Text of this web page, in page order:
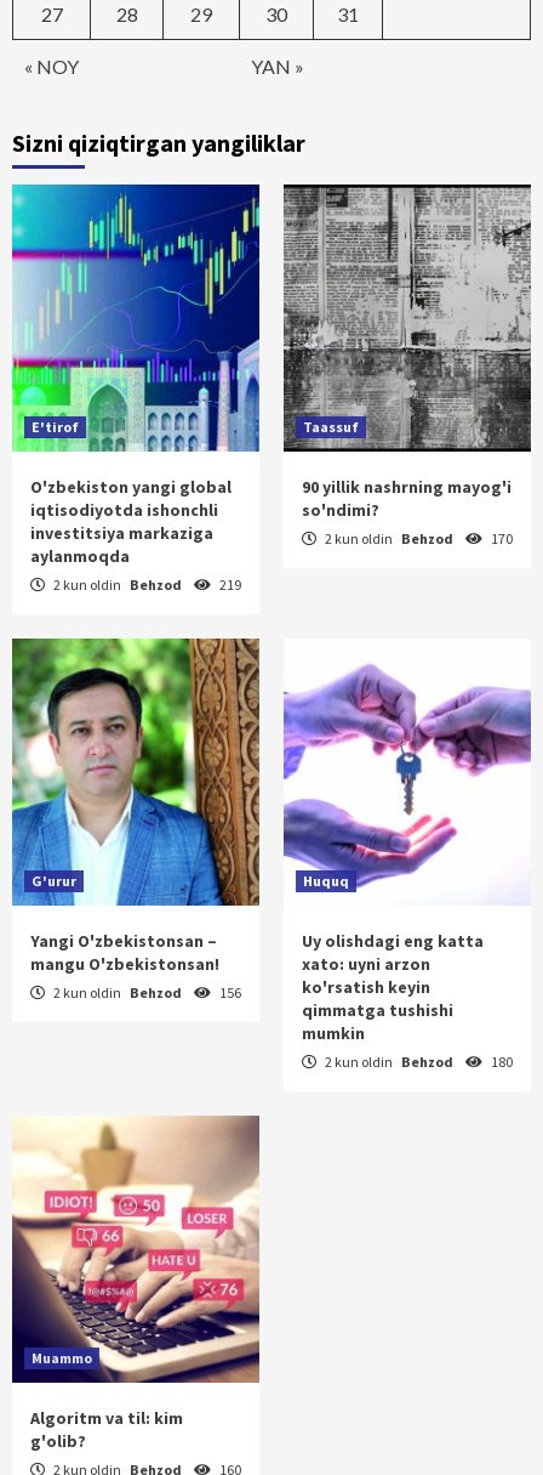
« NOY YAN »
27 28 29 30 31
Sizni qiziqtirgan yangiliklar
E'tirof
O'zbekiston yangi global
iqtisodiyotda ishonchli
investitsiya markaziga
aylanmoqda
2 kun oldin Behzod 219
Taassuf
90 yillik nashrning mayog'i
so'ndimi?
2 kun oldin Behzod 170
G'urur
Yangi O'zbekistonsan –
mangu O'zbekistonsan!
2 kun oldin Behzod 156
Huquq
Uy olishdagi eng katta
xato: uyni arzon
ko'rsatish keyin
qimmatga tushishi
mumkin
2 kun oldin Behzod 180
Muammo
Algoritm va til: kim
g'olib?
2 kun oldin Behzod 160